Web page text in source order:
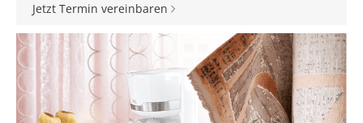
Jetzt Termin vereinbaren